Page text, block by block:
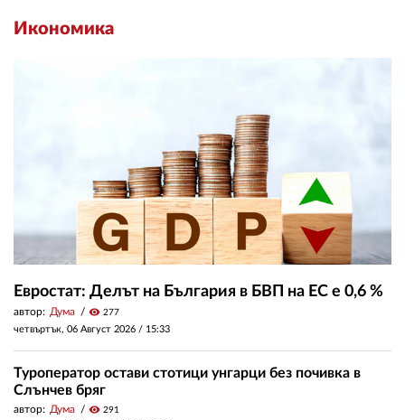
Икономика
Евростат: Делът на България в БВП на ЕС е 0,6 %
автор: Дума visibility 277
четвъртък, 06 Август 2026 / 15:33
Туроператор остави стотици унгарци без почивка в
Слънчев бряг
автор: Дума visibility 291